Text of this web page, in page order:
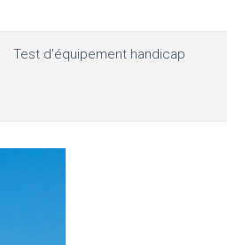
Test d’équipement handicap